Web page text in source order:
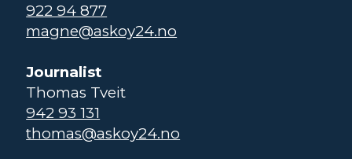
922 94 877
magne@askoy24.no
Journalist
Thomas Tveit
942 93 131
thomas@askoy24.no